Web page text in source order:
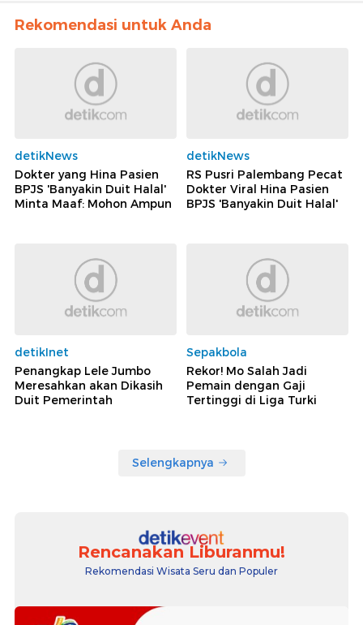
Rekomendasi untuk Anda
detikNews
Dokter yang Hina Pasien
BPJS 'Banyakin Duit Halal'
Minta Maaf: Mohon Ampun
detikNews
RS Pusri Palembang Pecat
Dokter Viral Hina Pasien
BPJS 'Banyakin Duit Halal'
detikInet
Penangkap Lele Jumbo
Meresahkan akan Dikasih
Duit Pemerintah
Sepakbola
Rekor! Mo Salah Jadi
Pemain dengan Gaji
Tertinggi di Liga Turki
Selengkapnya
Rencanakan Liburanmu!
Rekomendasi Wisata Seru dan Populer